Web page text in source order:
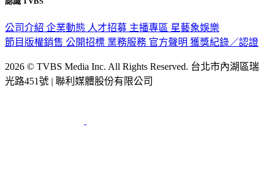
公司介紹 企業動態 人才招募 主播專區 星藝象娛樂
節目版權銷售 公開招標 業務服務 官方聲明 獲獎紀錄／認證
2026 © TVBS Media Inc. All Rights Reserved. 台北市內湖區瑞
光路451號 | 聯利媒體股份有限公司